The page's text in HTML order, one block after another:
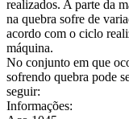
realizados. A parte da
na quebra sofre de
acordo com o ciclo
máquina.
No conjunto em que
sofrendo quebra pode
seguir:
Informações: